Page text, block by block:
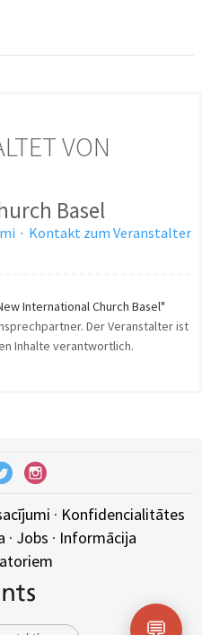
VON
Basel
· Kontakt zum Veranstalter
International Church Basel"
Der Veranstalter ist
Inhalte verantwortlich.
· Konfidencialitātes
· Jobs · Informācija